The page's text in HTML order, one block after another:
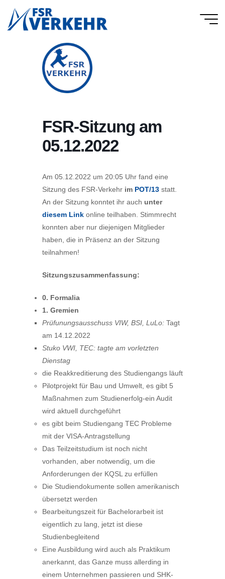
content
FSR-Sitzung am
05.12.2022
Am 05.12.2022 um 20:05 Uhr fand eine
Sitzung des FSR-Verkehr im POT/13 statt.
An der Sitzung konntet ihr auch unter
diesem Link online teilhaben. Stimmrecht
konnten aber nur diejenigen Mitglieder
haben, die in Präsenz an der Sitzung
teilnahmen!
Sitzungszusammenfassung:
0. Formalia
1. Gremien
Prüfunungsausschuss VIW, BSI, LuLo: Tagt
am 14.12.2022
Stuko VWI, TEC: tagte am vorletzten
Dienstag
die Reakkreditierung des Studiengangs läuft
Pilotprojekt für Bau und Umwelt, es gibt 5
Maßnahmen zum Studienerfolg-ein Audit
wird aktuell durchgeführt
es gibt beim Studiengang TEC Probleme
mit der VISA-Antragstellung
Das Teilzeitstudium ist noch nicht
vorhanden, aber notwendig, um die
Anforderungen der KQSL zu erfüllen
Die Studiendokumente sollen amerikanisch
übersetzt werden
Bearbeitungszeit für Bachelorarbeit ist
eigentlich zu lang, jetzt ist diese
Studienbegleitend
Eine Ausbildung wird auch als Praktikum
anerkannt, das Ganze muss allerding in
einem Unternehmen passieren und SHK-